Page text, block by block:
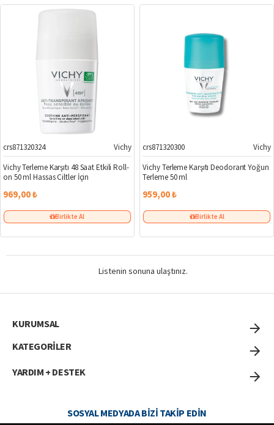
crs871320324
Vichy
Vichy Terleme Karşıtı 48 Saat Etkili Roll-
on 50 ml Hassas Ciltler İçin
969,00 ₺
Birlikte Al
crs871320300
Vichy
Vichy Terleme Karşıtı Deodorant Yoğun
Terleme 50 ml
959,00 ₺
Birlikte Al
Listenin sonuna ulaştınız.
KURUMSAL
KATEGORİLER
YARDIM + DESTEK
SOSYAL MEDYADA BIZI TAKIP EDIN